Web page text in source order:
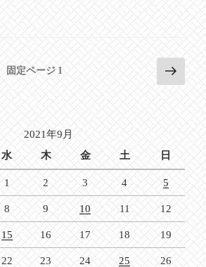
固定ページ1
次
の
ペ
ー
ジ
2021年9月
水 木 金 土 日
1 2 3 4 5
8 9 10 11 12
15 16 17 18 19
22 23 24 25 26